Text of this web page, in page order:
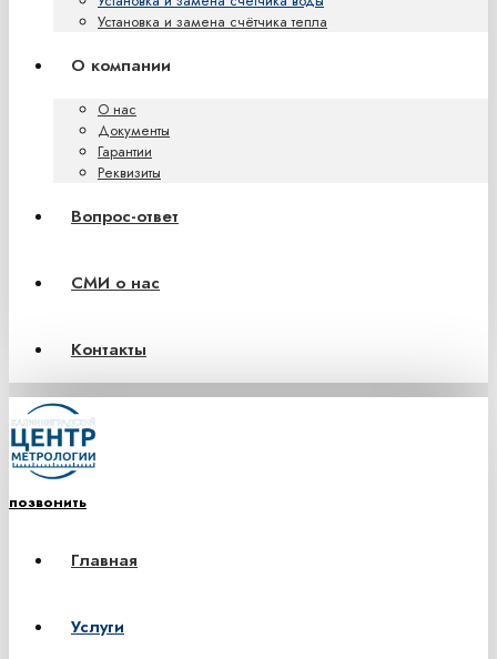
Установка и замена счётчика тепла
О компании
О нас
Документы
Гарантии
Реквизиты
Вопрос-ответ
СМИ о нас
Контакты
позвонить
Главная
Услуги